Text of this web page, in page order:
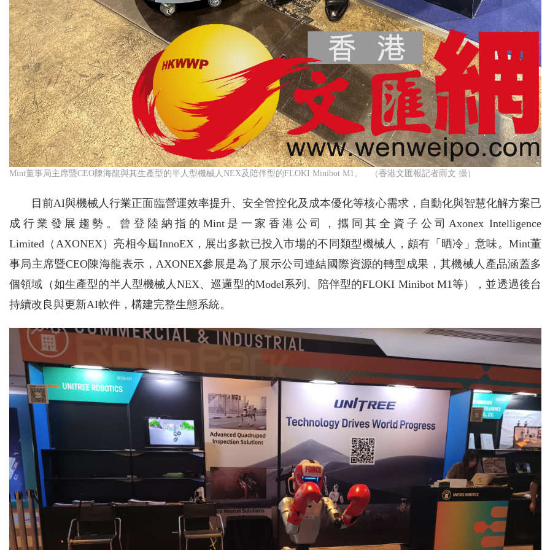
Mint董事局主席暨CEO陳海龍與其生產型的半人型機械人NEX及陪伴型的FLOKI Minibot M1。 （香港文匯報記者雨文 攝）
目前AI與機械人行業正面臨營運效率提升、安全管控化及成本優化等核心需求，自動化與智慧化解方案已
成行業發展趨勢。曾登陸納指的Mint是一家香港公司，攜同其全資子公司Axonex Intelligence
Limited（AXONEX）亮相今屆InnoEX，展出多款已投入市場的不同類型機械人，頗有「晒冷」意味。Mint董
事局主席暨CEO陳海龍表示，AXONEX參展是為了展示公司連結國際資源的轉型成果，其機械人產品涵蓋多
個領域（如生產型的半人型機械人NEX、巡邏型的Model系列、陪伴型的FLOKI Minibot M1等），並透過後台
持續改良與更新AI軟件，構建完整生態系統。